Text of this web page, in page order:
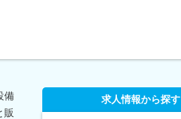
備
販
求人情報から探す